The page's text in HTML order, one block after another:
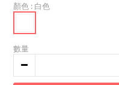
顏色 : 白色
數量